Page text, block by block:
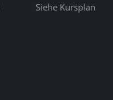
Siehe Kursplan